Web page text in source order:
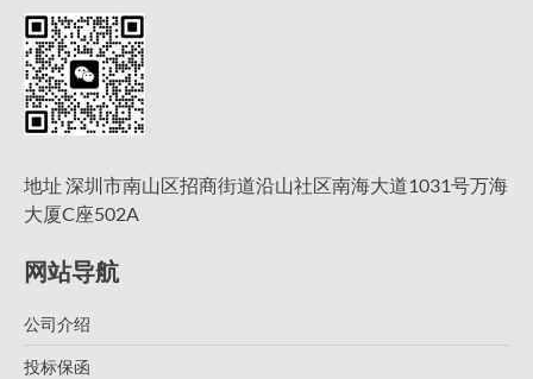
地址 深圳市南山区招商街道沿山社区南海大道1031号万海
大厦C座502A
网站导航
公司介绍
投标保函